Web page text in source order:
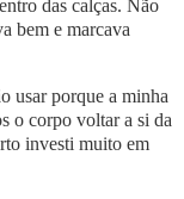
das calças. Não
bem e marcava
usar porque a minha
o corpo voltar a si da
investi muito em